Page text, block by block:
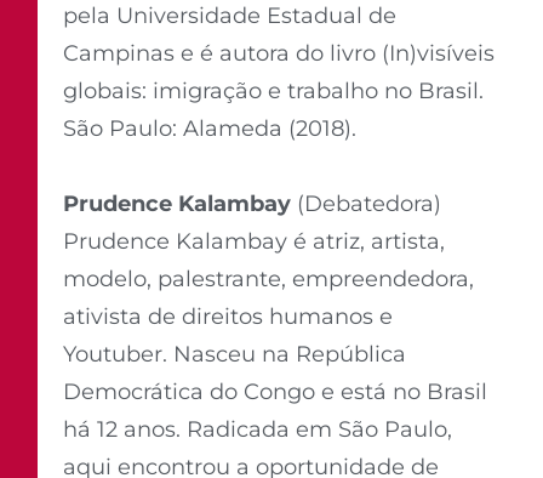
pela Universidade Estadual de
Campinas e é autora do livro (In)visíveis
globais: imigração e trabalho no Brasil.
São Paulo: Alameda (2018).
Prudence Kalambay (Debatedora)
Prudence Kalambay é atriz, artista,
modelo, palestrante, empreendedora,
ativista de direitos humanos e
Youtuber. Nasceu na República
Democrática do Congo e está no Brasil
há 12 anos. Radicada em São Paulo,
aqui encontrou a oportunidade de